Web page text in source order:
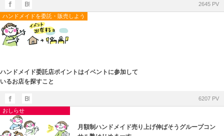
2645 PV
ハンドメイドを委託・販売しよう
ハンドメイド委託店ポイントはイベントに参加して
いるお店を探すこと
6207 PV
おしらせ
月額制ハンドメイド売り上げ伸ばそうグループコン